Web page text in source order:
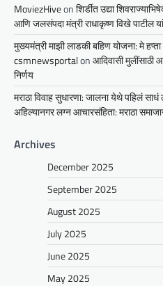
MoviezHiveonशिर्डीत उद्या
आणि जलसंपदा मंत्री राधाकृष्ण विखे पाटील
मुख्यमंत्री माझी लाडकी बहिण योजना: मे हप्ता
csmnewsportalonआदिवासी मुलींसाठी
निर्णय
मराठा विवाह सुधारणा: जालना येथे पहिलं
अहिल्यानगर लग्न आचारसंहिता: मराठा
Archives
December 2025
September 2025
August 2025
July 2025
June 2025
May 2025